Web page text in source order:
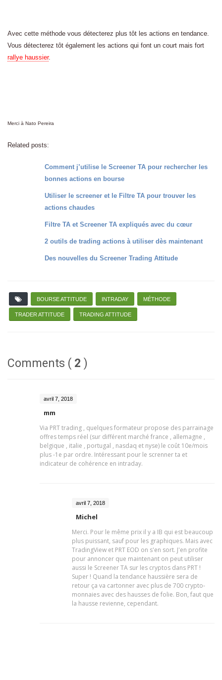
Avec cette méthode vous détecterez plus tôt les actions en tendance.
Vous détecterez tôt également les actions qui font un court mais fort
rallye haussier.
Merci à Nato Pereira
Related posts:
Comment j’utilise le Screener TA pour rechercher les
bonnes actions en bourse
Utiliser le screener et le Filtre TA pour trouver les
actions chaudes
Filtre TA et Screener TA expliqués avec du cœur
2 outils de trading actions à utiliser dès maintenant
Des nouvelles du Screener Trading Attitude
BOURSE ATTITUDE INTRADAY MÉTHODE
TRADER ATTITUDE TRADING ATTITUDE
Comments ( 2 )
avril 7, 2018
mm
Via PRT trading , quelques formateur propose des parrainage
offres temps réel (sur différent marché france , allemagne ,
belgique , italie , portugal , nasdaq et nyse) le coût 10e/mois
plus -1e par ordre. Intéressant pour le screnner ta et
indicateur de cohérence en intraday.
avril 7, 2018
Michel
Merci. Pour le même prix il y a IB qui est beaucoup
plus puissant, sauf pour les graphiques. Mais avec
TradingView et PRT EOD on s'en sort. J'en profite
pour annoncer que maintenant on peut utiliser
aussi le Screener TA sur les cryptos dans PRT !
Super ! Quand la tendance haussière sera de
retour ça va cartonner avec plus de 700 crypto-
monnaies avec des hausses de folie. Bon, faut que
la hausse revienne, cependant.